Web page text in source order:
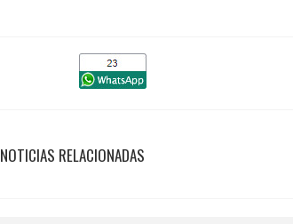
NOTICIAS RELACIONADAS